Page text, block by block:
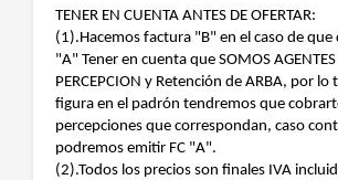
TENER EN CUENTA ANTES DE OFERTAR:
(1).Hacemos factura "B" en el caso de
"A" Tener en cuenta que SOMOS AGENTES
PERCEPCION y Retención de ARBA, por
figura en el padrón tendremos que
percepciones que correspondan, caso
podremos emitir FC "A".
(2).Todos los precios son finales IVA